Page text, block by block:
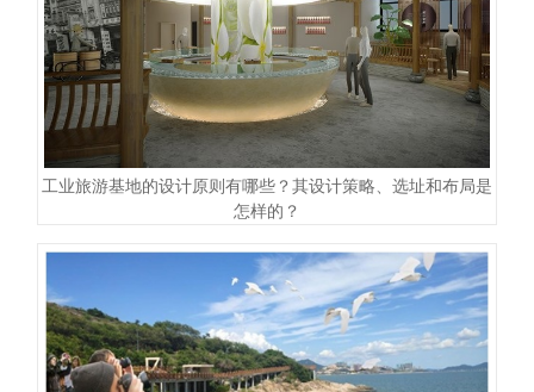
工业旅游基地的设计原则有哪些？其设计策略、选址和布局是
怎样的？